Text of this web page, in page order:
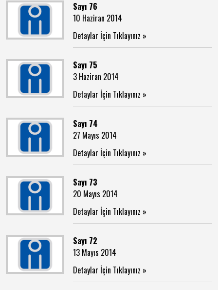
Sayı 76
10 Haziran 2014
Detaylar İçin Tıklayınız »
Sayı 75
3 Haziran 2014
Detaylar İçin Tıklayınız »
Sayı 74
27 Mayıs 2014
Detaylar İçin Tıklayınız »
Sayı 73
20 Mayıs 2014
Detaylar İçin Tıklayınız »
Sayı 72
13 Mayıs 2014
Detaylar İçin Tıklayınız »